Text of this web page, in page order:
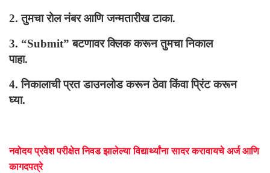
2.तुमचा रोल नंबर आणि जन्मतारीख टाका.
3. “Submit”बटणावर क्लिक करून तुमचा निकाल
पाहा.
4.निकालाची प्रत डाउनलोड करून ठेवा किंवा प्रिंट करून
घ्या.
नवोदय प्रवेश परीक्षेत निवड झालेल्या विद्यार्थ्यांना सादर करावायचे अर्ज आणि
कागदपत्रे